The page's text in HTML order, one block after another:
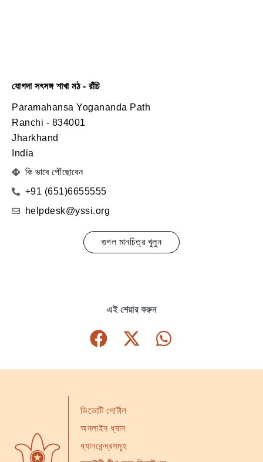
যোগদা সৎসঙ্গ শাখা মঠ - রাঁচি
Paramahansa Yogananda Path
Ranchi - 834001
Jharkhand
India
কি ভাবে পৌঁছোবেন
+91 (651)6655555
helpdesk@yssi.org
গুগল মানচিত্র খুলুন
এই শেয়ার করুন
ডিভোটি পোর্টাল
অনলাইন ধ্যান
ধ্যানকেন্দ্রসমূহ